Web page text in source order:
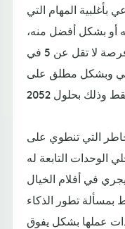
بأغلبية المهام التي
أو بشكل أفضل منه،
وذلك بحلول عام 2050، مع وجود فرصة لا تقل عن 5 في
وبشكل مطلق على
التي تنطوي على
الوحدات التابعة له
في أفلام الخيال
بمسألة تطور الذكاء
عملها بشكل يفوق